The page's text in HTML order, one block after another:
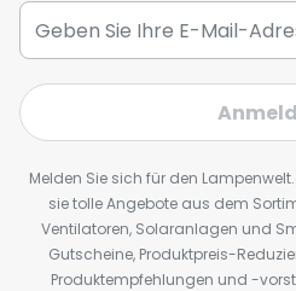
Melden Sie sich für den
sie tolle Angebote aus dem
Ventilatoren, Solaranlagen und
Gutscheine, Produktpreis-
Produktempfehlungen und -